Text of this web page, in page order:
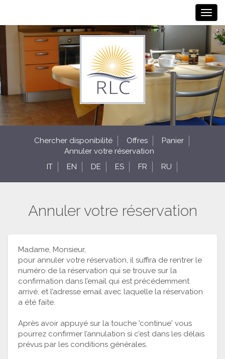
Chercher disponibilité Offres
Panier
Annuler votre réservation
IT
EN DE ES FR RU
Annuler votre réservation
Madame, Monsieur,
pour annuler votre réservation, il suffira de rentrer le
numéro de la réservation qui se trouve sur la
confirmation dans l’email qui est précédemment
arrivé, et l’adresse email avec laquelle la réservation
a été faite.
Après avoir appuyé sur la touche 'continue' vous
pourrez confirmer l’annulation si c’est dans les délais
prévus par les conditions générales.